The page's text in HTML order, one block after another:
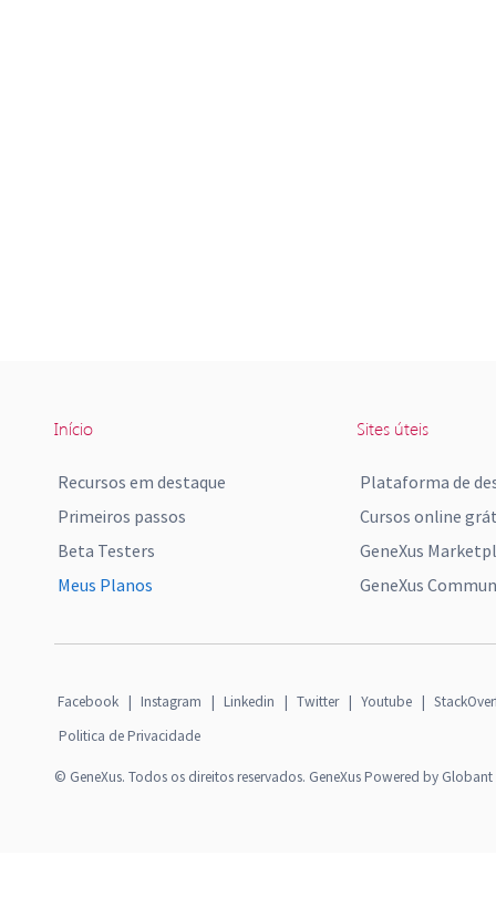
Início
Recursos em destaque
Primeiros passos
Beta Testers
Meus Planos
Sites úteis
Plataforma de
Cursos online
GeneXus
GeneXus
Facebook | Instagram | Linkedin | Twitter | Youtube |
Politica de Privacidade
© GeneXus. Todos os direitos reservados. GeneXus Powered by Globant